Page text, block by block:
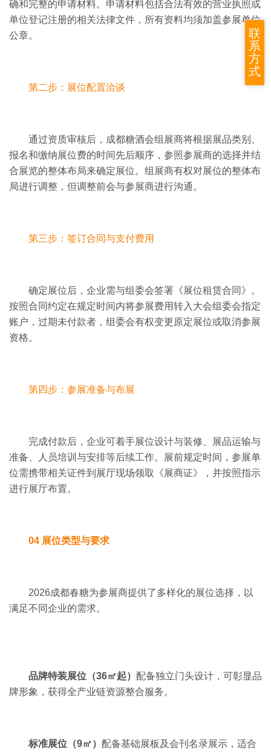
确和完整的申请材料。 申请材料包括合法有效的营业执照或
单位登记注册的相关法律文件，所有资料均须加盖参展单位
公章。
第二步：展位配置洽谈
通过资质审核后，成都糖酒会组展商将根据展品类别、
报名和缴纳展位费的时间先后顺序，参照参展商的选择并结
合展览的整体布局来确定展位。 组展商有权对展位的整体布
局进行调整，但调整前会与参展商进行沟通。
第三步：签订合同与支付费用
确定展位后，企业需与组委会签署《展位租赁合同》。
按照合同约定在规定时间内将参展费用转入大会组委会指定
账户，过期未付款者，组委会有权变更原定展位或取消参展
资格。
第四步：参展准备与布展
完成付款后，企业可着手展位设计与装修、展品运输与
准备、人员培训与安排等后续工作。
展前规定时间，参展单
位需携带相关证件到展厅现场领取《展商证》，并按照指示
进行展厅布置。
04 展位类型与要求
2026成都春糖为参展商提供了多样化的展位选择，以
满足不同企业的需求。
品牌特装展位（36㎡起） 配备独立门头设计，可彰显品
牌形象，获得全产业链资源整合服务。
标准展位（9㎡） 配备基础展板及会刊名录展示，适合
联
系
方
式